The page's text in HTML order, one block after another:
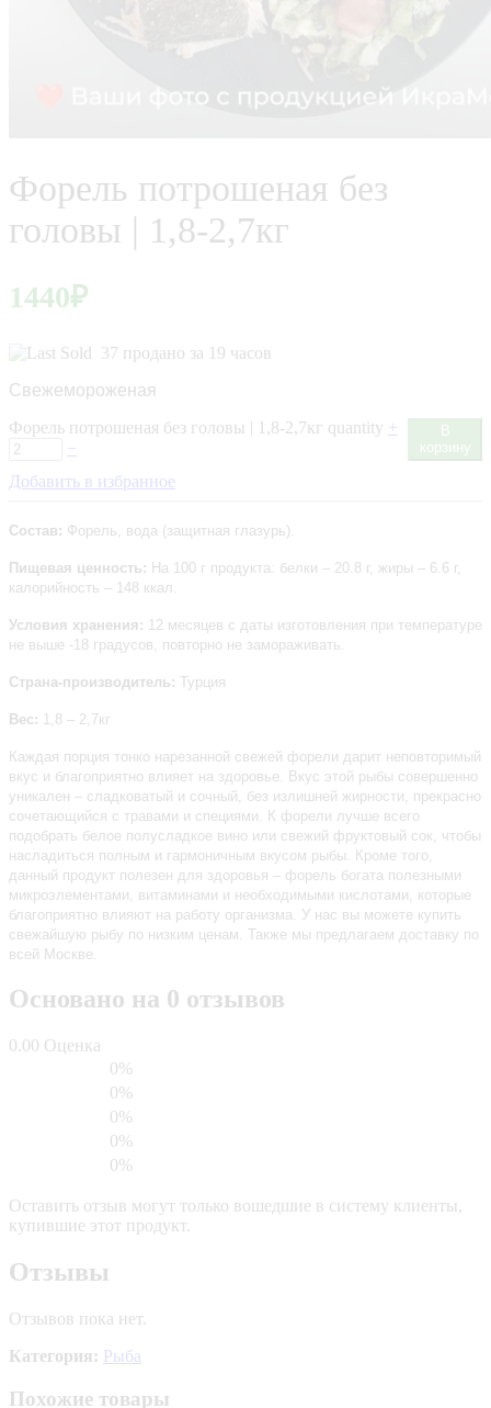
Форель потрошеная без
головы | 1,8-2,7кг
1440₽
37 продано за 19 часов
Свежемороженая
Форель потрошеная без головы | 1,8-2,7кг quantity +
−
корзину
Добавить в избранное
Состав: Форель, вода (защитная глазурь).
Пищевая ценность: На 100 г продукта: белки – 20.8 г, жиры – 6.6 г,
калорийность – 148 ккал.
Условия хранения: 12 месяцев с даты изготовления при температуре
не выше -18 градусов, повторно не замораживать.
Страна-производитель: Турция
Вес: 1,8 – 2,7кг
Каждая порция тонко нарезанной свежей форели дарит неповторимый
вкус и благоприятно влияет на здоровье. Вкус этой рыбы совершенно
уникален – сладковатый и сочный, без излишней жирности, прекрасно
сочетающийся с травами и специями. К форели лучше всего
подобрать белое полусладкое вино или свежий фруктовый сок, чтобы
насладиться полным и гармоничным вкусом рыбы. Кроме того,
данный продукт полезен для здоровья – форель богата полезными
микроэлементами, витаминами и необходимыми кислотами, которые
благоприятно влияют на работу организма. У нас вы можете купить
свежайшую рыбу по низким ценам. Также мы предлагаем доставку по
всей Москве.
Основано на 0 отзывов
0.00 Оценка
0%
0%
0%
0%
0%
Оставить отзыв могут только вошедшие в систему клиенты,
купившие этот продукт.
Отзывы
Отзывов пока нет.
Категория: Рыба
Похожие товары